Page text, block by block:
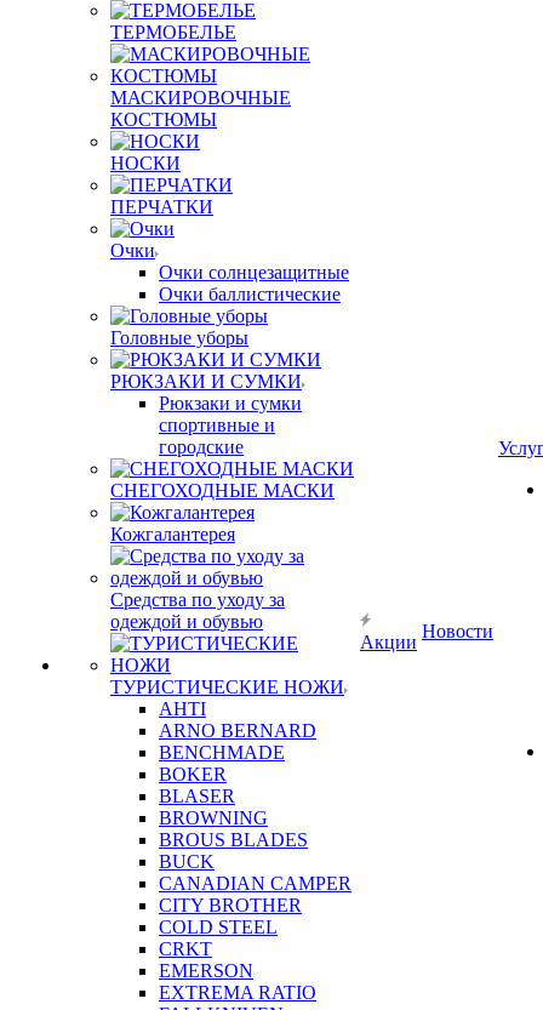
ТЕРМОБЕЛЬЕ
МАСКИРОВОЧНЫЕ
КОСТЮМЫ
НОСКИ
ПЕРЧАТКИ
Очки
Очки солнцезащитные
Очки баллистические
Головные уборы
РЮКЗАКИ И СУМКИ
Рюкзаки и сумки
спортивные и
городские
СНЕГОХОДНЫЕ МАСКИ
Кожгалантерея
Средства по уходу за
одеждой и обувью
ТУРИСТИЧЕСКИЕ НОЖИ
AHTI
ARNO BERNARD
BENCHMADE
BOKER
BLASER
BROWNING
BROUS BLADES
BUCK
CANADIAN CAMPER
CITY BROTHER
COLD STEEL
CRKT
EMERSON
EXTREMA RATIO
Акции
Новости